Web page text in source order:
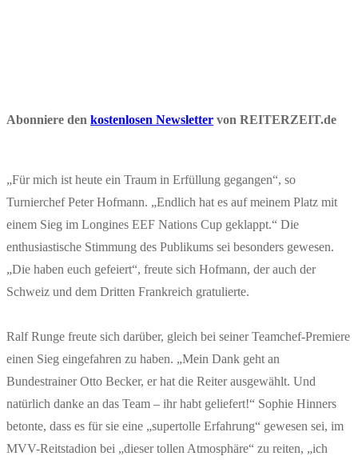
Abonniere den kostenlosen Newsletter von REITERZEIT.de
„Für mich ist heute ein Traum in Erfüllung gegangen“, so
Turnierchef Peter Hofmann. „Endlich hat es auf meinem Platz mit
einem Sieg im Longines EEF Nations Cup geklappt.“ Die
enthusiastische Stimmung des Publikums sei besonders gewesen.
„Die haben euch gefeiert“, freute sich Hofmann, der auch der
Schweiz und dem Dritten Frankreich gratulierte.
Ralf Runge freute sich darüber, gleich bei seiner Teamchef-Premiere
einen Sieg eingefahren zu haben. „Mein Dank geht an
Bundestrainer Otto Becker, er hat die Reiter ausgewählt. Und
natürlich danke an das Team – ihr habt geliefert!“ Sophie Hinners
betonte, dass es für sie eine „supertolle Erfahrung“ gewesen sei, im
MVV-Reitstadion bei „dieser tollen Atmosphäre“ zu reiten, „ich